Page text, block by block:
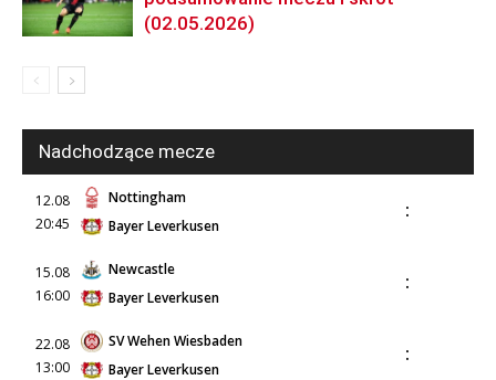
(02.05.2026)
Nadchodzące mecze
12.08
20:45
Nottingham
Bayer Leverkusen
:
15.08
16:00
Newcastle
Bayer Leverkusen
:
22.08
13:00
SV Wehen Wiesbaden
Bayer Leverkusen
: